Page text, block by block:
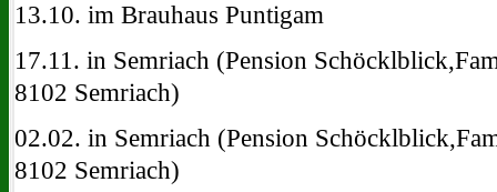
13.10. im Brauhaus Puntigam
17.11. in Semriach (Pension
8102 Semriach)
02.02. in Semriach (Pension
8102 Semriach)